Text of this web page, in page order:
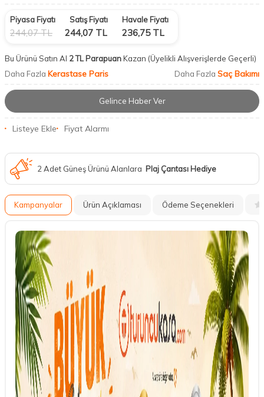
Piyasa Fiyatı
244,07TL
Satış Fiyatı
244,07 TL
Havale Fiyatı
236,75TL
Bu Ürünü Satın Al 2 TL ParapuanKazan (Üyelikli Alışverişlerde Geçerli)
Daha Fazla Kerastase Paris Daha Fazla Saç Bakımı
Gelince Haber Ver
Listeye Ekle Fiyat Alarmı
2 Adet Güneş Ürünü Alanlara Plaj Çantası Hediye
Kampanyalar Ürün Açıklaması Ödeme Seçenekleri